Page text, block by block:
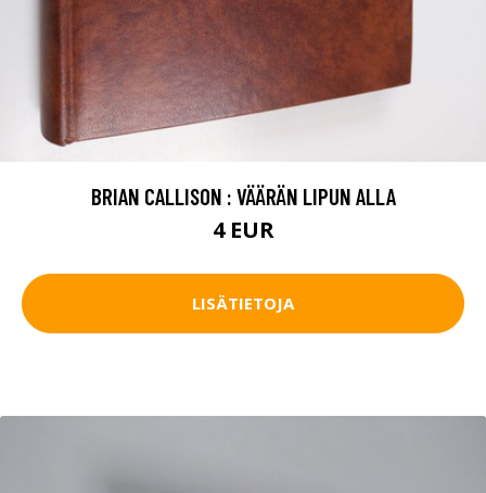
BRIAN CALLISON : VÄÄRÄN LIPUN ALLA
4 EUR
LISÄTIETOJA